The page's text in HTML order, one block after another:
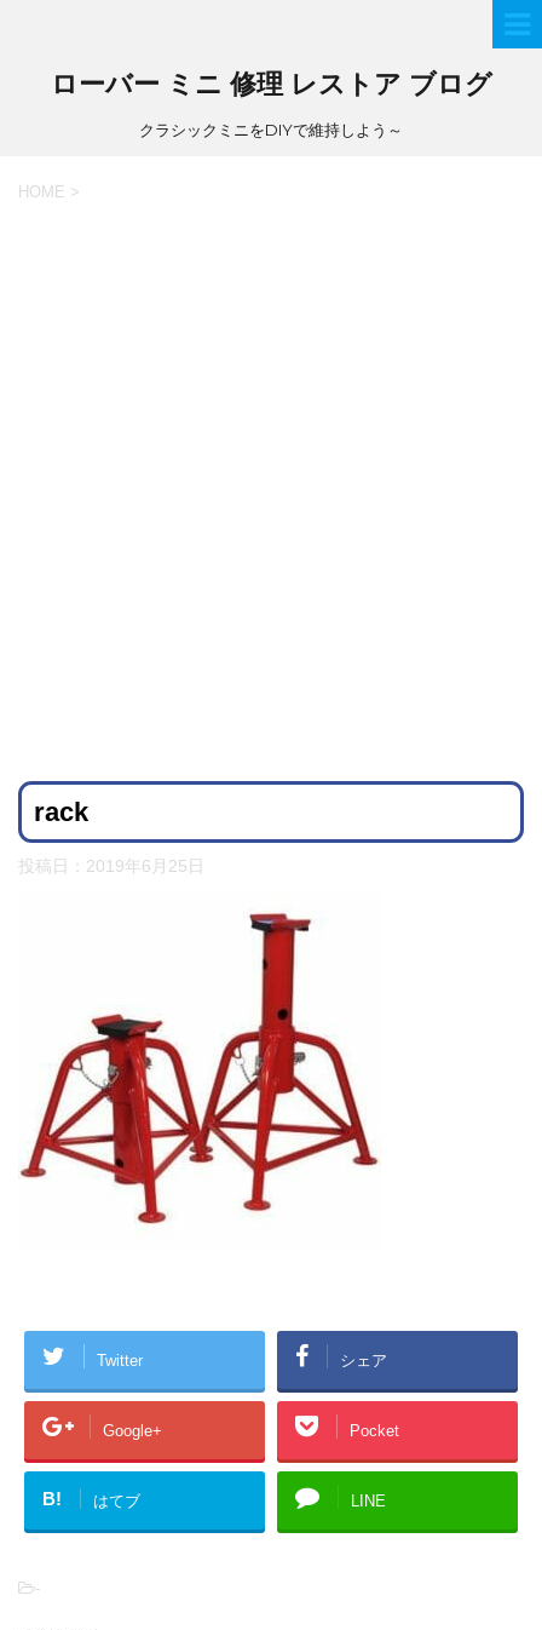
ローバー ミニ 修理 レストア ブログ
クラシックミニをDIYで維持しよう～
HOME >
rack
投稿日： 2019年6月25日
Twitter シェア
Google+ Pocket
B! はてブ LINE
-